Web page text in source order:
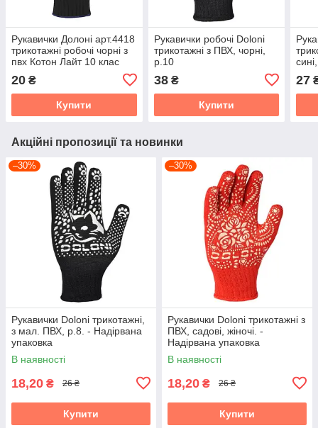
Рукавички Долоні арт.4418
трикотажні робочі чорні з
пвх Котон Лайт 10 клас
20 ₴
Купити
Рукавички робочі Doloni
трикотажні з ПВХ, чорні,
р.10
38₴
Купити
27
Акційні пропозиції та новинки
–30%
Рукавички Doloni трикотажні,
з мал. ПВХ, р.8. - Надірвана
упаковка
В наявності
18,20 ₴ 26 ₴
Купити
–30%
Рукавички Doloni трикотажні з
ПВХ, садові, жіночі. -
Надірвана упаковка
В наявності
18,20 ₴ 26 ₴
Купити